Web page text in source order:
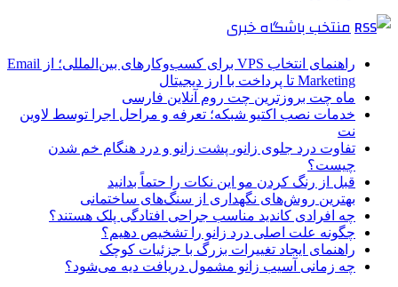
منتخب باشگاه خبری
راهنمای انتخاب VPS برای کسب‌وکارهای بین‌المللی؛ از Email
Marketing تا پرداخت با ارز دیجیتال
ماه چت بروزترین چت روم آنلاین فارسی
خدمات نصب اکتیو شبکه؛ تعرفه و مراحل اجرا توسط لاوین
نت
تفاوت درد جلوی زانو، پشت زانو و درد هنگام خم شدن
چیست؟
قبل از رنگ کردن مو این نکات را حتماً بدانید
بهترین روش‌های نگهداری از سنگ‌های ساختمانی
چه افرادی کاندید مناسب جراحی افتادگی پلک هستند؟
چگونه علت اصلی درد زانو را تشخیص دهیم؟
راهنمای ایجاد تغییرات بزرگ با جزئیات کوچک
چه زمانی آسیب زانو مشمول دریافت دیه می‌شود؟